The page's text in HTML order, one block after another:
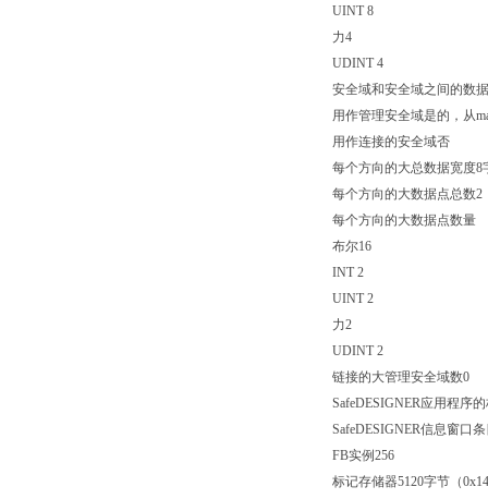
UINT 8
力4
UDINT 4
安全域和安全域之间的数
用作管理安全域是的，从
用作连接的安全域否
每个方向的大总数据宽度8
每个方向的大数据点总数2
每个方向的大数据点数量
布尔16
INT 2
UINT 2
力2
UDINT 2
链接的大管理安全域数0
SafeDESIGNER应用程序
SafeDESIGNER信息窗口
FB实例256
标记存储器5120字节（